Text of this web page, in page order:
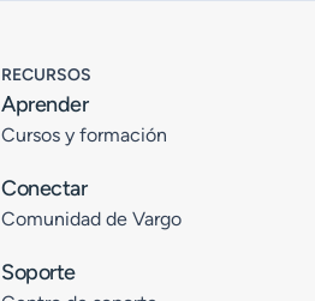
RECURSOS
Aprender
Cursos y formación
Conectar
Comunidad de Vargo
Soporte